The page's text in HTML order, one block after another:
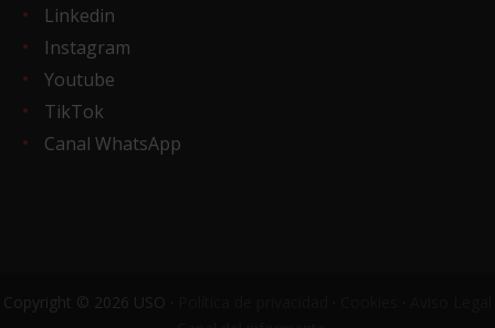
Linkedin
Instagram
Youtube
TikTok
Canal WhatsApp
Copyright © 2026 USO ·